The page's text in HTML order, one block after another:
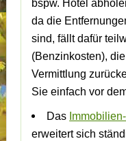
bspw. Hotel
da die
sind, fällt dafür
(Benzinkosten),
Vermittlung
Sie einfach vor
Das
erweitert sich